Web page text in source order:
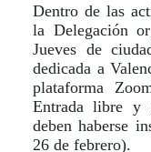
Dentro de las
la Delegación
Jueves de
dedicada a
plataforma
Entrada libre y
deben haberse
26 de febrero).